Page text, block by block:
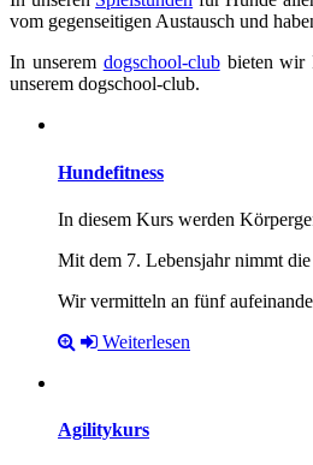
vom gegenseitigen Austausch und
In unserem dogschool-clubbieten wir
unserem dogschool-club.
Hundefitness
In diesem Kurs werden
Mit dem 7. Lebensjahr nimmt
Wir vermitteln an fünf
Weiterlesen
Agilitykurs